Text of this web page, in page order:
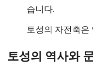
습니다.
토성의 자전축은
토성의 역사와